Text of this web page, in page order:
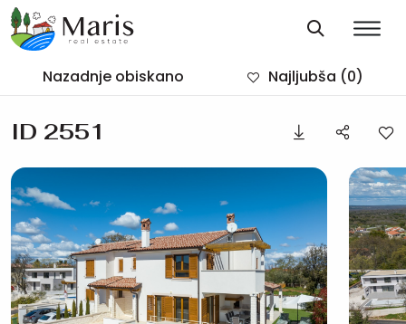
Nazadnje obiskano Najljubša (0)
ID 2551